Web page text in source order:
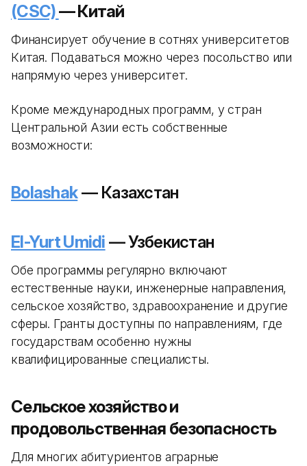
(CSC)— Китай
Финансирует обучение в сотнях университетов
Китая. Подаваться можно через посольство или
напрямую через университет.
Кроме международных программ, у стран
Центральной Азии есть собственные
возможности:
Bolashak— Казахстан
El-Yurt Umidi — Узбекистан
Обе программы регулярно включают
естественные науки, инженерные направления,
сельское хозяйство, здравоохранение и другие
сферы. Гранты доступны по направлениям, где
государствам особенно нужны
квалифицированные специалисты.
Сельское хозяйство и
продовольственная безопасность
Для многих абитуриентов аграрные